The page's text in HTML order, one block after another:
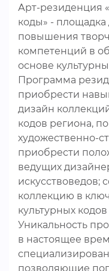
Арт-резиденция
коды» -
повышения
компетенций в
основе
Программа
приобрести
дизайн
кодов региона,
художественно-
приобрести
ведущих
искусствоведов;
коллекцию в
культурных
Уникальность
в настоящее
позволяющие